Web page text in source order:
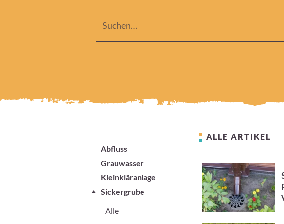
Abfluss
Grauwasser
Kleinkläranlage
Sickergrube
Alle
ALLE ARTIKEL